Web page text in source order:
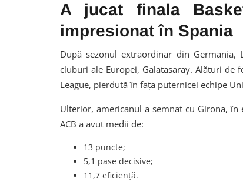
A jucat finala
impresionat în Spania
După sezonul extraordinar din
cluburi ale Europei, Galatasaray. Alături de
League, pierdută în fața puternicei echipe
Ulterior, americanul a semnat cu Girona,
ACB a avut medii de:
13 puncte;
5,1 pase decisive;
11,7 eficiență.